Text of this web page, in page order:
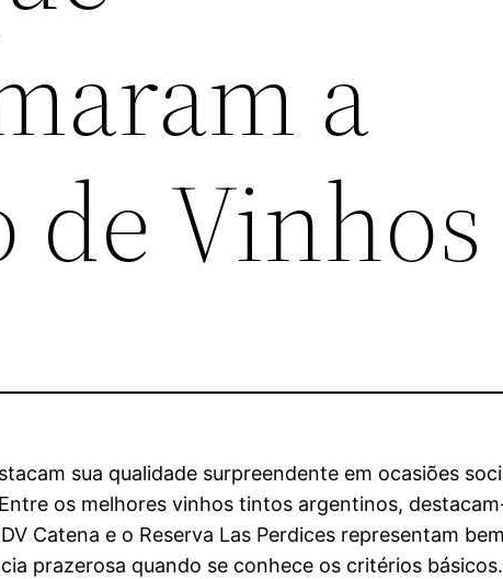
a
de Vinhos
sua qualidade surpreendente em ocasiões
os melhores vinhos tintos argentinos,
Catena e o Reserva Las Perdices representam
prazerosa quando se conhece os critérios